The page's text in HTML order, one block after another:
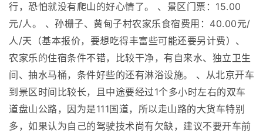
行，恐怕就没有爬山的好心情了。 、景区门票：15.00
元/人。 、孙栅子、黄甸子村农家乐食宿费用：40.00元/
人/天（基本报价，要想吃得丰富些可能还要另计费）、
农家乐的住宿条件不错，比较干净，有自来水、独立卫生
间、抽水马桶，条件好些的还有淋浴设施。 、从北京开车
到景区时间比较长，且中途要经过1个多小时左右的双车
道盘山公路，因为是111国道，所以走山路的大货车特别
多，如果认为自己的驾驶技术尚有欠缺，建议不要开车前